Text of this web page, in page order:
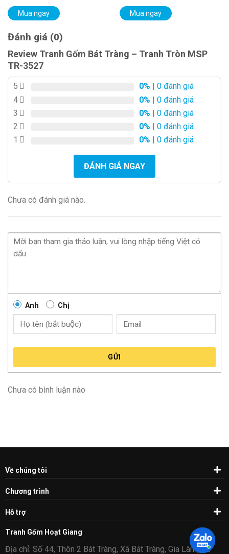
Được
xếp
hạng
5
sao
Mua ngay
Được
xếp
hạng
Mua ngay
Đánh giá (0)
Review Tranh Gốm Bát Tràng – Tranh Tròn MSP
TR-3527
5 0% | 0 đánh giá
4
0% | 0 đánh giá
3
0% | 0 đánh giá
2
0% | 0 đánh giá
1
0% | 0 đánh giá
ĐÁNH GIÁ NGAY
Chưa có đánh giá nào.
Anh Chị
GỬI
Chưa có bình luận nào
Về chúng tôi
Chương trình
Hỗ trợ
Tranh Gốm Hoạt Giang
Địa chỉ: Số 44, Thôn 2 Bát Tràng, Xã Bát Tràng, Gia Lâm, Hà